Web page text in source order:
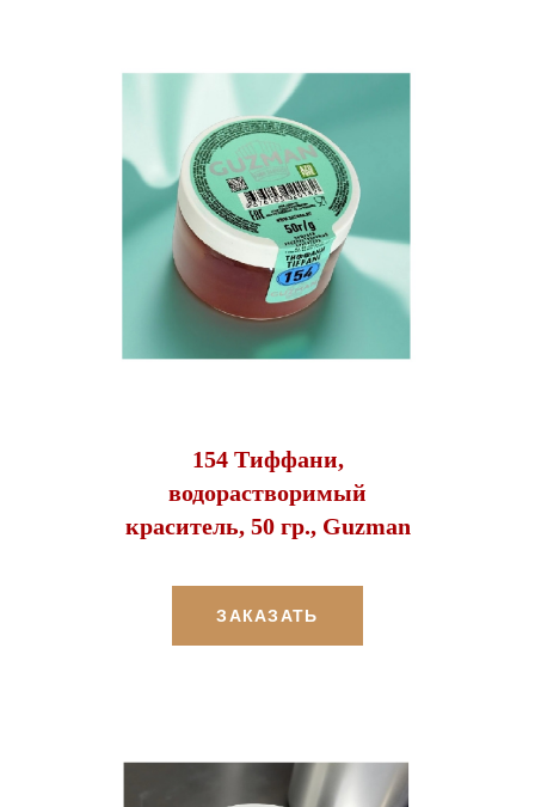
154 Тиффани,
водорастворимый
краситель, 50 гр., Guzman
ЗАКАЗАТЬ